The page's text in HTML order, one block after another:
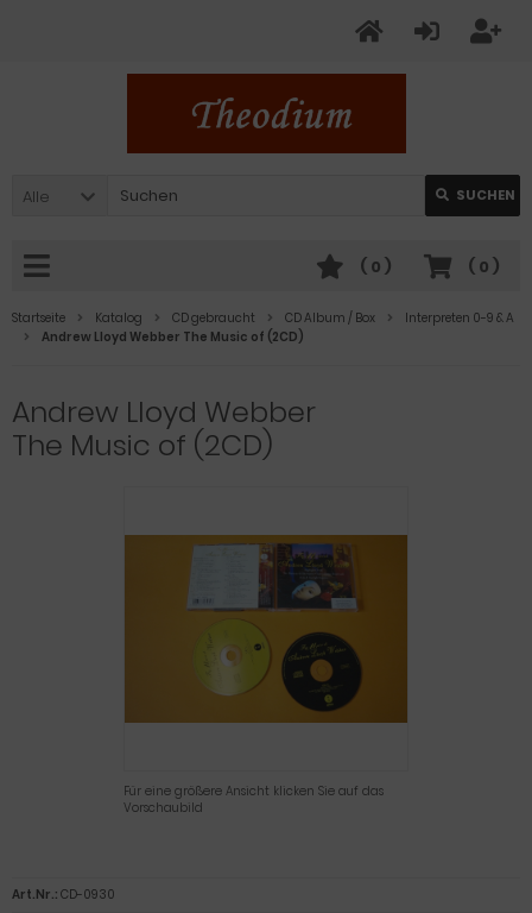
Alle SUCHEN
( 0 )
( 0 )
Startseite Katalog CD gebraucht CD Album / Box
Interpreten 0-9 & A
Andrew Lloyd Webber The Music of (2CD)
Andrew Lloyd Webber
The Music of (2CD)
Für eine größere Ansicht klicken Sie auf das
Vorschaubild
Art.Nr.: CD-0930